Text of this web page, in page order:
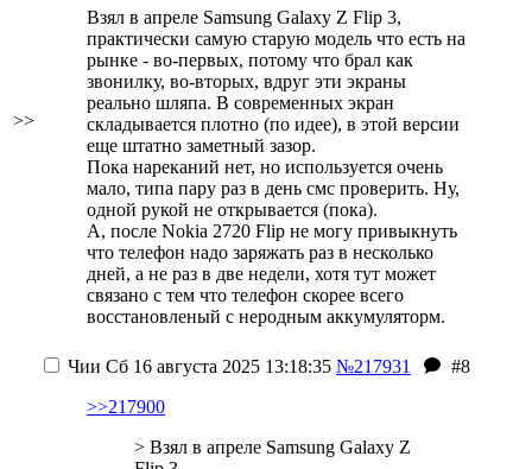
>>
Взял в апреле Samsung Galaxy Z Flip 3,
практически самую старую модель что есть на
рынке - во-первых, потому что брал как
звонилку, во-вторых, вдруг эти экраны
реально шляпа. В современных экран
складывается плотно (по идее), в этой версии
еще штатно заметный зазор.
Пока нареканий нет, но используется очень
мало, типа пару раз в день смс проверить. Ну,
одной рукой не открывается (пока).
А, после Nokia 2720 Flip не могу привыкнуть
что телефон надо заряжать раз в несколько
дней, а не раз в две недели, хотя тут может
связано с тем что телефон скорее всего
восстановленый с неродным аккумуляторм.
Чии Сб 16 августа 2025 13:18:35 №217931
#8
>>217900
> Взял в апреле Samsung Galaxy Z